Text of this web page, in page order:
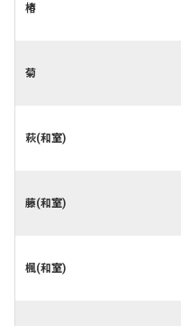
椿
菊
萩(和室)
藤(和室)
楓(和室)